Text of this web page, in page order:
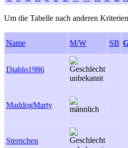
Um die Tabelle nach anderen
Name M/W SB
Diablo1986
MaddogMarty
Sternchen